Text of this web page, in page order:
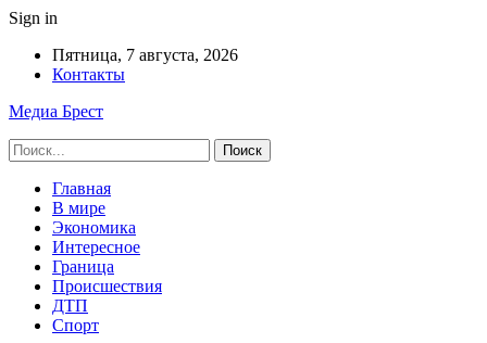
Sign in
Пятница, 7 августа, 2026
Контакты
Медиа Брест
Главная
В мире
Экономика
Интересное
Граница
Происшествия
ДТП
Спорт